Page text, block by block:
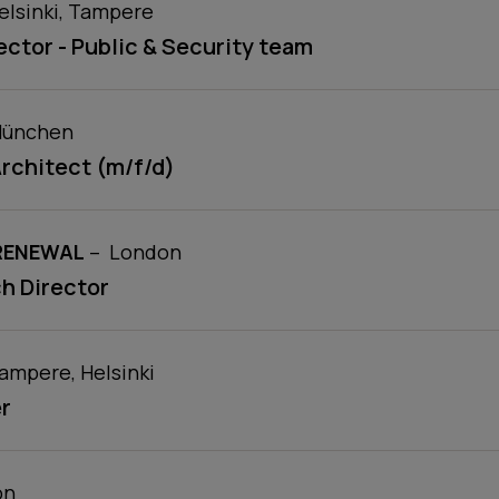
: : Tampere
- Public & Security team
: :
(m/f/d)
: – location
London
Director
: : Helsinki
: